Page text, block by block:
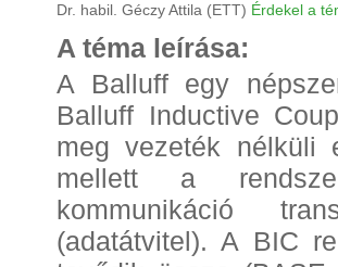
Dr. habil. Géczy Attila (ETT) Érdekel a
A téma leírása:
A Balluff egy
Balluff Inductive
meg vezeték nélküli
mellett a
kommunikáció
(adatátvitel). A BIC